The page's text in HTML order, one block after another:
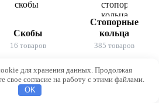
Скобы
16 товаров
Стопорные
кольца
385 товаров
Шайбы
для хранения данных. Продолжая
свое согласие на работу с этими файлами.
OK